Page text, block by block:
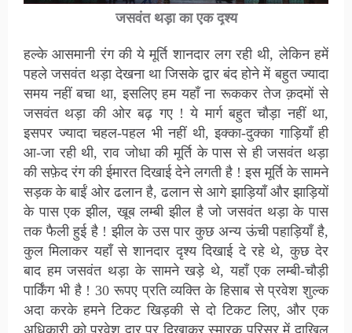
जसवंत थड़ा का एक दृश्य
हल्के आसमानी रंग की ये मूर्ति शानदार लग रही थी, लेकिन हमें
पहले जसवंत थड़ा देखना था जिसके द्वार बंद होने में बहुत ज्यादा
समय नहीं बचा था, इसलिए हम यहाँ ना रूककर तेज क़दमों से
जसवंत थड़ा की ओर बढ़ गए ! ये मार्ग बहुत चौड़ा नहीं था,
इसपर ज्यादा चहल-पहल भी नहीं थी, इक्का-दुक्का गाड़ियाँ ही
आ-जा रही थी, राव जोधा की मूर्ति के पास से ही जसवंत थड़ा
की सफ़ेद रंग की ईमारत दिखाई देने लगती है ! इस मूर्ति के सामने
सड़क के बाईं ओर ढलान है, ढलान से आगे झाड़ियाँ और झाड़ियों
के पास एक झील, खूब लम्बी झील है जो जसवंत थड़ा के पास
तक फैली हुई है ! झील के उस पार कुछ अन्य ऊंची पहाड़ियाँ है,
कुल मिलाकर यहाँ से शानदार दृश्य दिखाई दे रहे थे, कुछ देर
बाद हम जसवंत थड़ा के सामने खड़े थे, यहाँ एक लम्बी-चौड़ी
पार्किंग भी है ! 30 रूपए प्रति व्यक्ति के हिसाब से प्रवेश शुल्क
अदा करके हमने टिकट खिड़की से दो टिकट लिए, और एक
अधिकारी को प्रवेश द्वार पर दिखाकर स्मारक परिसर में दाखिल